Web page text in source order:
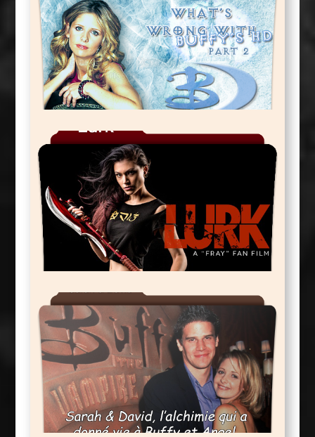
Buffy Et La HD 2 (Saison 4 à 7)
Lurk
Sarah & David: L'Alchimie Qui a
Donné Vie à Buffy Et Angel